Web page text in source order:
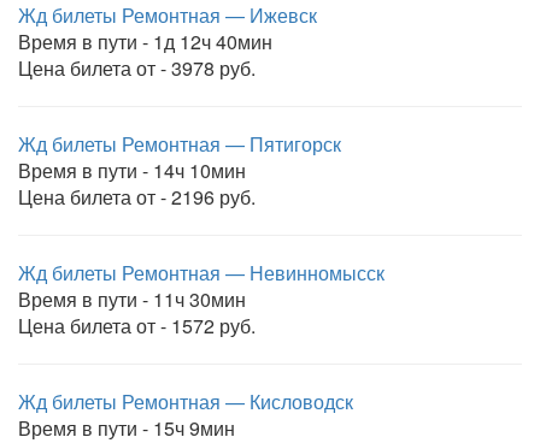
Жд билеты Ремонтная — Ижевск
Время в пути - 1д 12ч 40мин
Цена билета от - 3978 руб.
Жд билеты Ремонтная — Пятигорск
Время в пути - 14ч 10мин
Цена билета от - 2196 руб.
Жд билеты Ремонтная — Невинномысск
Время в пути - 11ч 30мин
Цена билета от - 1572 руб.
Жд билеты Ремонтная — Кисловодск
Время в пути - 15ч 9мин